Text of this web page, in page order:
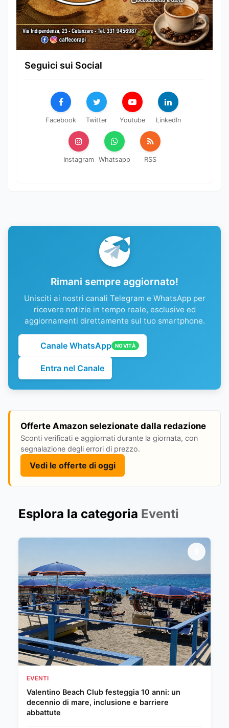
Seguici sui Social
Facebook Twitter Youtube LinkedIn
Instagram Whatsapp RSS
Rimani sempre aggiornato!
Unisciti ai nostri canali Telegram e WhatsApp per
ricevere notizie in tempo reale, esclusive ed
aggiornamenti direttamente sul tuo smartphone.
Canale WhatsApp NOVITÀ
Entra nel Canale
Offerte Amazon selezionate dalla redazione
Sconti verificati e aggiornati durante la giornata, con
segnalazione degli errori di prezzo.
Vedi le offerte di oggi
Esplora la categoria Eventi
EVENTI
Valentino Beach Club festeggia 10 anni: un
decennio di mare, inclusione e barriere
abbattute